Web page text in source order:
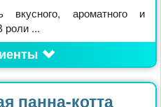
вкусного, ароматного и
роли ...
панна-котта